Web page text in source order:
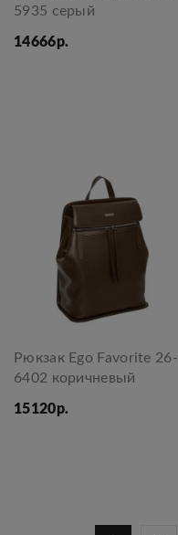
5935 серый
14666р.
Рюкзак Ego Favorite 26-
6402 коричневый
15120р.